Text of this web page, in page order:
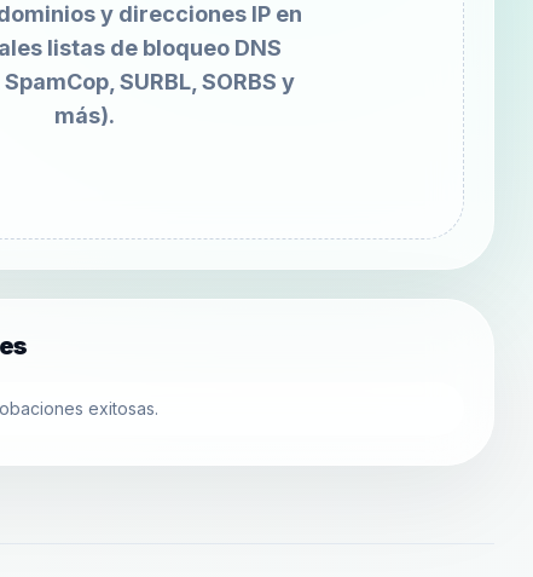
y direcciones IP en
listas de bloqueo DNS
SURBL, SORBS y
más).
exitosas.